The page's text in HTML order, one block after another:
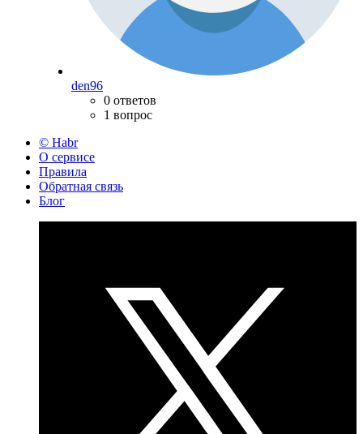
den96
0 ответов
1 вопрос
© Habr
О сервисе
Правила
Обратная связь
Блог